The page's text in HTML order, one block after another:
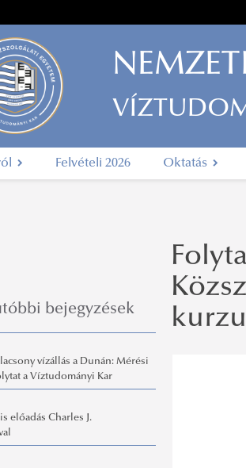
Felvételi 2026 Oktatás
bejegyzések
vízállás a Dunán: Mérési
a Víztudományi Kar
előadás Charles J.